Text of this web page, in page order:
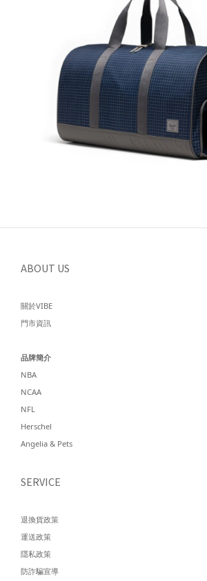
ABOUT US
關於VIBE
門市資訊
品牌簡介
NBA
NCAA
NFL
Herschel
Angelia & Pets
SERVICE
退換貨政策
運送政策
隱私政策
防詐騙宣導